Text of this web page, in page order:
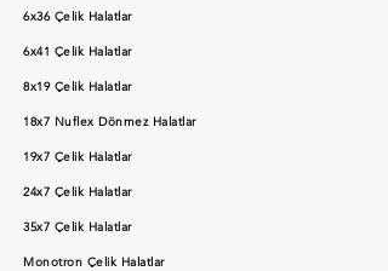
6x36 Çelik Halatlar
6x41 Çelik Halatlar
8x19 Çelik Halatlar
18x7 Nuflex Dönmez Halatlar
19x7 Çelik Halatlar
24x7 Çelik Halatlar
35x7 Çelik Halatlar
Monotron Çelik Halatlar